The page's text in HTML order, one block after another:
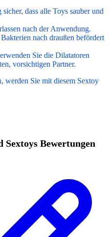
dass alle Toys sauber und
nach der Anwendung.
nach draußen befördert
Sie die Dilatatoren
vorsichtigen Partner.
werden Sie mit diesem Sextoy
Bewertungen